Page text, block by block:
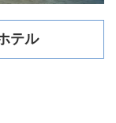
テル